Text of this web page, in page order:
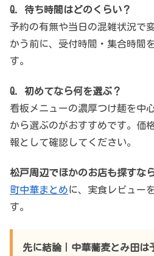
Q. 待ち時間はどのくらい？
予約の有無や当日の混雑状況で
かう前に、受付時間・集合時間
す。
Q. 初めてなら何を選ぶ？
看板メニューの濃厚つけ麺を中
から選ぶのがおすすめです。価
報として確認してください。
松戸周辺でほかのお店も探すなら
町中華まとめに、実食レビュー
す。
先に結論｜中華蕎麦とみ田は